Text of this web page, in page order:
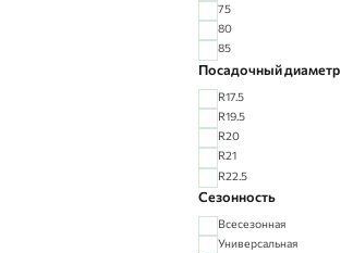
75
80
85
Посадочный диаметр
R17.5
R19.5
R20
R21
R22.5
Сезонность
Всесезонная
Универсальная